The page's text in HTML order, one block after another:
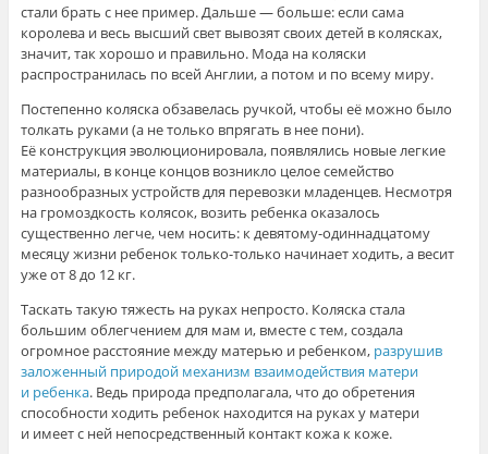
стали брать с нее пример. Дальше — больше: если сама
королева и весь высший свет вывозят своих детей в колясках,
значит, так хорошо и правильно. Мода на коляски
распространилась по всей Англии, а потом и по всему миру.
Постепенно коляска обзавелась ручкой, чтобы её можно было
толкать руками (а не только впрягать в нее пони).
Её конструкция эволюционировала, появлялись новые легкие
материалы, в конце концов возникло целое семейство
разнообразных устройств для перевозки младенцев. Несмотря
на громоздкость колясок, возить ребенка оказалось
существенно легче, чем носить: к девятому-одиннадцатому
месяцу жизни ребенок только-только начинает ходить, а весит
уже от 8 до 12 кг.
Таскать такую тяжесть на руках непросто. Коляска стала
большим облегчением для мам и, вместе с тем, создала
огромное расстояние между матерью и ребенком, разрушив
заложенный природой механизм взаимодействия матери
и ребенка. Ведь природа предполагала, что до обретения
способности ходить ребенок находится на руках у матери
и имеет с ней непосредственный контакт кожа к коже.